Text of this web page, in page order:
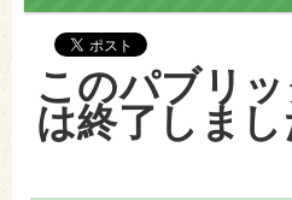
このパブリ
は終了しまし